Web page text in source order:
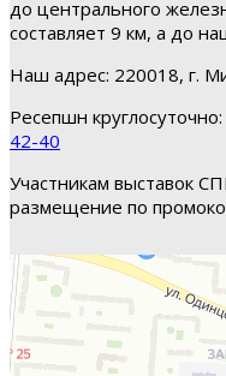
до центрального
составляет 9 км, а до
Наш адрес: 220018, г.
Ресепшн круглосуточно:
42-40
Участникам выставок
размещение по